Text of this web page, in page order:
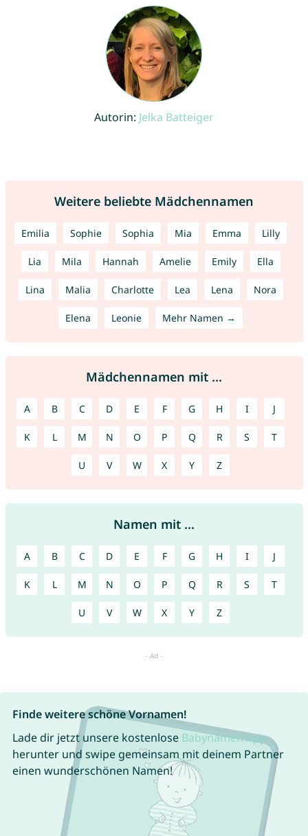
Autorin: Jelka Batteiger
Weitere beliebte Mädchennamen
Emilia Sophie Sophia Mia Emma Lilly
Lia Mila Hannah Amelie Emily Ella
Lina Malia Charlotte Lea Lena Nora
Elena Leonie Mehr Namen →
Mädchennamen mit ...
A B C D E F G H I J
K L M N O P Q R S T
U V W X Y Z
Namen mit ...
A B C D E F G H I J
K L M N O P Q R S T
U V W X Y Z
Finde weitere schöne Vornamen!
Lade dir jetzt unsere kostenlose Babynamen App
herunter und swipe gemeinsam mit deinem Partner
einen wunderschönen Namen!